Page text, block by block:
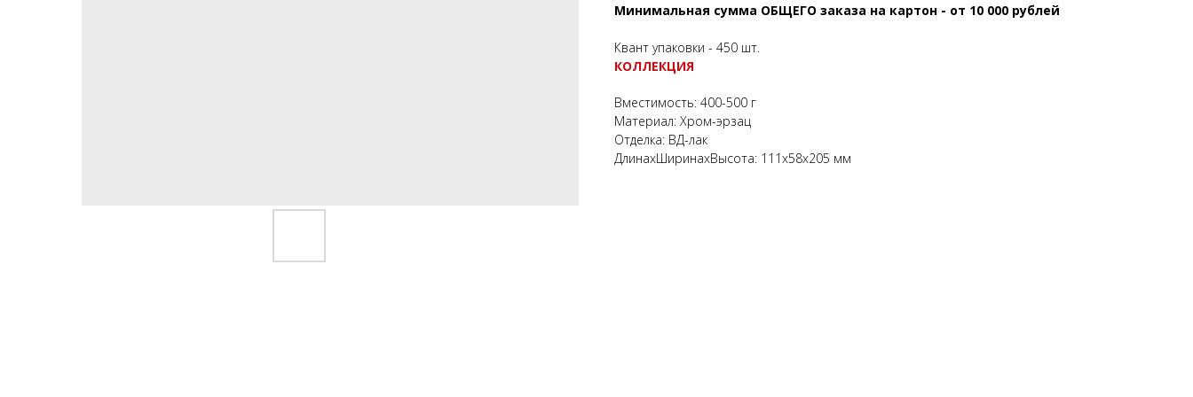
Минимальная сумма ОБЩЕГО заказа на картон - от 10 000 рублей
Квант упаковки - 450 шт.
КОЛЛЕКЦИЯ
Вместимость: 400-500 г
Материал: Хром-эрзац
Отделка: ВД-лак
ДлинахШиринахВысота: 111х58х205 мм